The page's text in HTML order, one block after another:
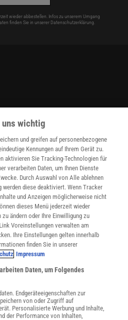
wieder abbestellen. Infos zu unserem Umgang
finden Sie in unserer Datenschutzerklärung
wichtig
und greifen auf personenbezogene
Kennungen auf Ihrem Gerät zu.
aktivieren Sie Tracking-Technologien für
verarbeiten Daten, um Ihnen Dienste
Durch Auswahl von Alle ablehnen
werden diese deaktiviert. Wenn Tracker
und Anzeigen möglicherweise nicht
dieses Menü jederzeit wieder
ändern oder Ihre Einwilligung zu
Voreinstellungen verwalten am
Ihre Einstellungen gelten innerhalb
finden Sie in unserer
Impressum
Daten, um Folgendes
Endgeräteeigenschaften zur
von oder Zugriff auf
Personalisierte Werbung und Inhalte,
der Performance von Inhalten,